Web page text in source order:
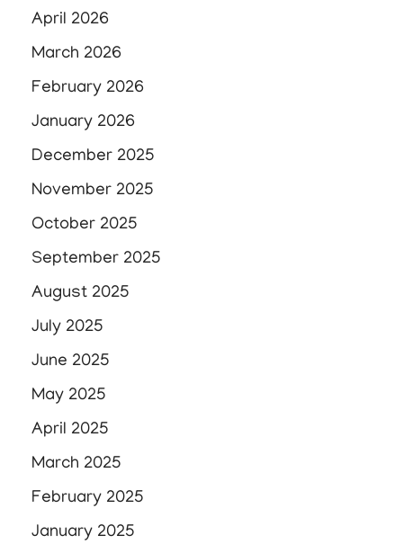
April 2026
March 2026
February 2026
January 2026
December 2025
November 2025
October 2025
September 2025
August 2025
July 2025
June 2025
May 2025
April 2025
March 2025
February 2025
January 2025